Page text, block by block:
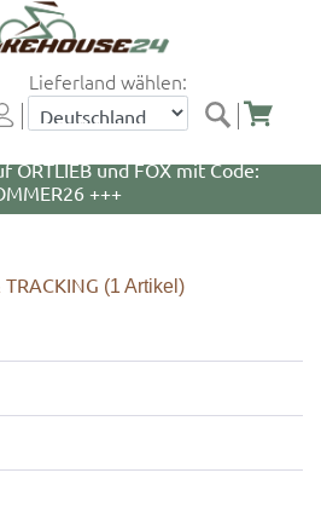
Lieferland wählen:
WOOM Bikes und Zubehör mit
ORTLIEB und FOX mit Code:
+++
(1 Artikel)